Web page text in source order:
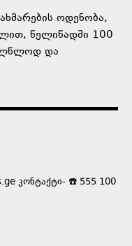
ოდენობა,
წელიწადში 100
და
კონტაქტი- ☎️ 555 100